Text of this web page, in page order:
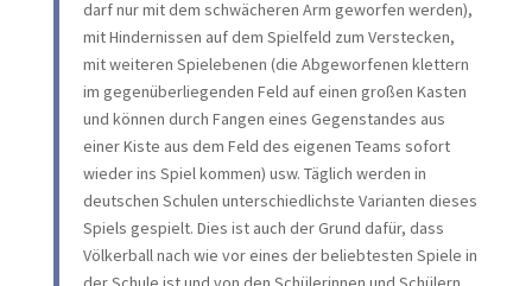
darf nur mit dem schwächeren Arm geworfen werden),
mit Hindernissen auf dem Spielfeld zum Verstecken,
mit weiteren Spielebenen (die Abgeworfenen klettern
im gegenüberliegenden Feld auf einen großen Kasten
und können durch Fangen eines Gegenstandes aus
einer Kiste aus dem Feld des eigenen Teams sofort
wieder ins Spiel kommen) usw. Täglich werden in
deutschen Schulen unterschiedlichste Varianten dieses
Spiels gespielt. Dies ist auch der Grund dafür, dass
Völkerball nach wie vor eines der beliebtesten Spiele in